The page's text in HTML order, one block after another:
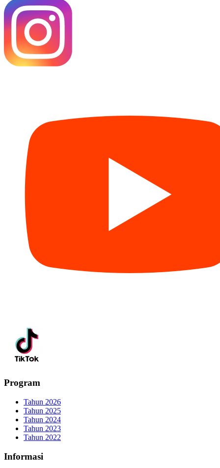
Program
Tahun 2026
Tahun 2025
Tahun 2024
Tahun 2023
Tahun 2022
Informasi